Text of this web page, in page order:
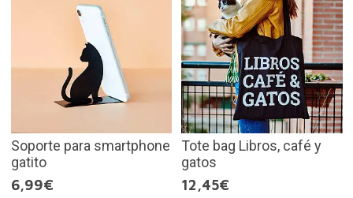
Soporte para smartphone
gatito
6,99€
Tote bag Libros, café y
gatos
12,45€